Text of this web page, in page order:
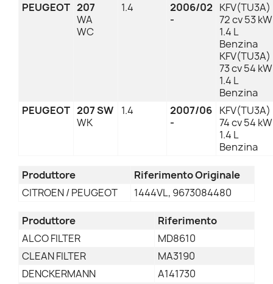
PEUGEOT 207
WA
WC
1.4
2006/02
-
KFV(TU3A)
72 cv 53 kW
1.4 L
Benzina
KFV(TU3A)
73 cv 54 kW
1.4 L
Benzina
PEUGEOT 207 SW
WK
1.4
2007/06
-
KFV(TU3A)
74 cv 54 kW
1.4 L
Benzina
Produttore
Riferimento Originale
CITROEN / PEUGEOT
1444VL, 9673084480
Produttore
Riferimento
ALCO FILTER
MD8610
CLEAN FILTER
MA3190
DENCKERMANN
A141730